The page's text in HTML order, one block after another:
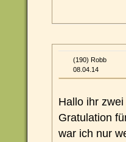
(190) Robb
08.04.14
Hallo ihr
Gratulation
war ich nur